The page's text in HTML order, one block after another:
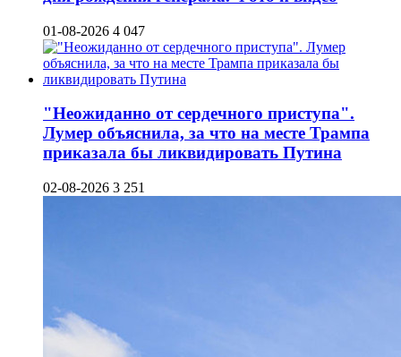
01-08-2026 4 047
"Неожиданно от сердечного приступа".
Лумер объяснила, за что на месте Трампа
приказала бы ликвидировать Путина
02-08-2026 3 251